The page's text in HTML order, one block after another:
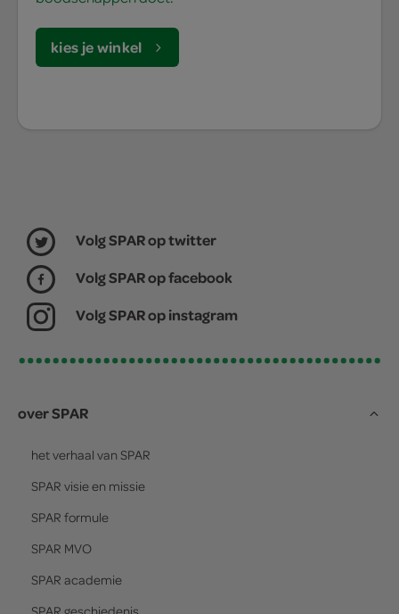
kies je winkel
Volg SPAR op twitter
Volg SPAR op facebook
Volg SPAR op instagram
over SPAR
het verhaal van SPAR
SPAR visie en missie
SPAR formule
SPAR MVO
SPAR academie